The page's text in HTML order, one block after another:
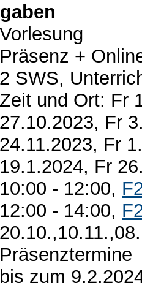
Vorlesung
Präsenz +
2 SWS,
Zeit und Ort: Fr
27.10.2023, Fr
24.11.2023, Fr
19.1.2024, Fr
10:00 - 12:00,
12:00 - 14:00,
Präsenztermine
bis zum